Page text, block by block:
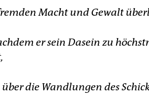
Macht und Gewalt
er sein Dasein zu
die Wandlungen des